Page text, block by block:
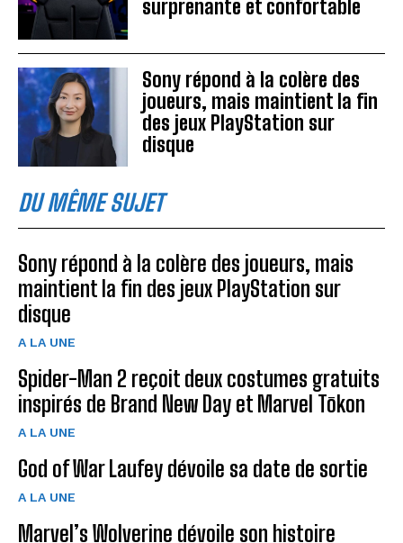
surprenante et confortable
Sony répond à la colère des
joueurs, mais maintient la fin
des jeux PlayStation sur
disque
DU MÊME SUJET
Sony répond à la colère des joueurs, mais
maintient la fin des jeux PlayStation sur
disque
A LA UNE
Spider-Man 2 reçoit deux costumes gratuits
inspirés de Brand New Day et Marvel Tōkon
A LA UNE
God of War Laufey dévoile sa date de sortie
A LA UNE
Marvel’s Wolverine dévoile son histoire